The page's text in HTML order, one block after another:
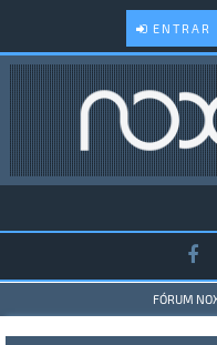
ENTRAR
FÓRUM